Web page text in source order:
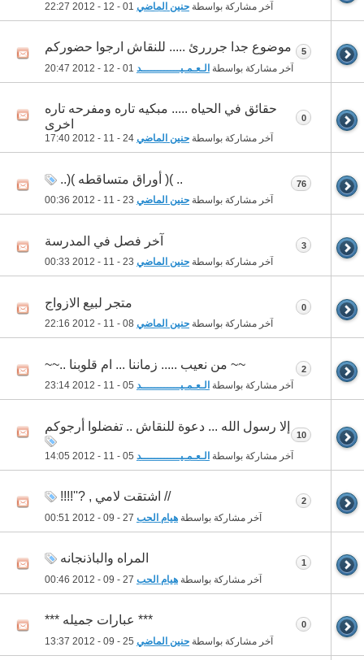
آخر مشاركة بواسطة حنين الماضي 22:27
موضوع جدا جرررئ ..... للنقاش ارجوا حضوركم
آخر مشاركة بواسطة الـعـمـيــــــــــــد 20:47
5
حقائق في الحياه ..... مبكيه تاره ومفرحه تاره
اخرى
آخر مشاركة بواسطة حنين الماضي 17:40
0
.. )( أوراق متساقطه )(..
آخر مشاركة بواسطة حنين الماضي 00:36
76
آخر فصل في المدرسة
آخر مشاركة بواسطة حنين الماضي 00:33
3
متجر لبيع الازواج
آخر مشاركة بواسطة حنين الماضي 22:16
0
~~ من نعيب ..... زماننا ... ام قلوبنا ..~~
آخر مشاركة بواسطة الـعـمـيــــــــــــد 23:14
2
إلا رسول الله ... دعوة للنقاش .. تفضلوا أرجوكم
آخر مشاركة بواسطة الـعـمـيــــــــــــد 14:05
10
// اشتقت لامي , ?''!!!!
آخر مشاركة بواسطة هيام الحب 00:51
2
المراه والباذنجانه
آخر مشاركة بواسطة هيام الحب 00:46
1
*** عبارات جميله ***
آخر مشاركة بواسطة حنين الماضي 13:37
0